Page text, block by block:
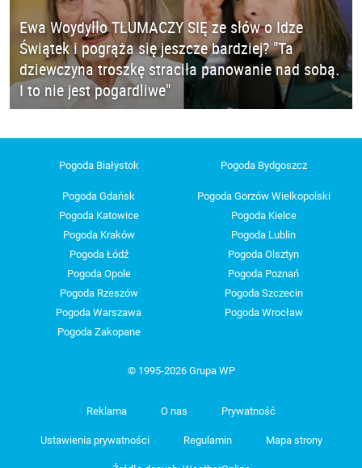
Ewa Woydyłło TŁUMACZY SIĘ ze słów o Idze
Świątek i pogrąża się jeszcze bardziej? "Ta
dziewczyna troszkę straciła panowanie nad sobą.
I to nie jest pogardliwe"
Pogoda Białystok Pogoda Bydgoszcz
Pogoda Gdańsk
Pogoda Gorzów Wielkopolski
Pogoda Katowice
Pogoda Kielce
Pogoda Kraków
Pogoda Lublin
Pogoda Łódź
Pogoda Olsztyn
Pogoda Opole
Pogoda Poznań
Pogoda Rzeszów
Pogoda Szczecin
Pogoda Warszawa
Pogoda Wrocław
Pogoda Zakopane
© 1995-2026 Grupa WP
Reklama O nas Prywatność
Ustawienia prywatności Regulamin Mapa strony